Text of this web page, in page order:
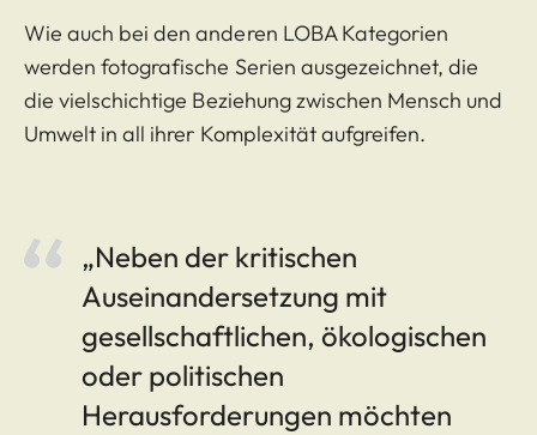
Wie auch bei den anderen LOBA Kategorien
werden fotografische Serien ausgezeichnet, die
die vielschichtige Beziehung zwischen Mensch und
Umwelt in all ihrer Komplexität aufgreifen.
„Neben der kritischen
Auseinandersetzung mit
gesellschaftlichen, ökologischen
oder politischen
Herausforderungen möchten